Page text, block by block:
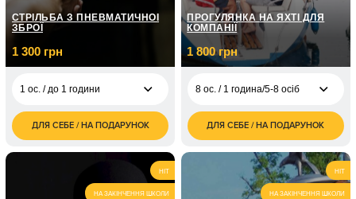
СТРІЛЬБА З ПНЕВМАТИЧНОЇ
ЗБРОЇ
1 300 грн
1 ос. / до 1 години
1 300
грн
2 200
грн
ДЛЯ СЕБЕ / НА ПОДАРУНОК
ПРОГУЛЯНКА НА ЯХТІ ДЛЯ
КОМПАНІЇ
1 800 грн
8 ос. / 1 година/5-8 осіб
8 ос. / 1 година/5-8
осіб
грн
8 ос. / 2 години/5-8
3 600
грн
ДЛЯ СЕБЕ / НА ПОДАРУНОК
HIT
НА ЗАКІНЧЕННЯ ШКОЛИ
HIT
НА ЗАКІНЧЕННЯ ШКОЛИ